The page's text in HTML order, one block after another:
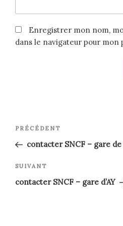
Enregistrer mon nom,
dans le navigateur pour
Navigation
de
l’article
Article
précédent
PRÉCÉDENT
contacter SNCF – gare de
Article
suivant
SUIVANT
contacter SNCF – gare d’AY